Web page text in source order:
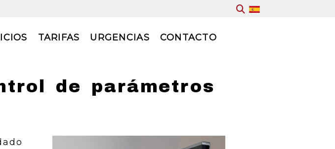
TARIFAS URGENCIAS CONTACTO
de parámetros